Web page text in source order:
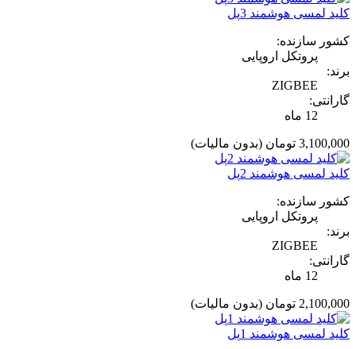
کلید لمسی هوشمند 3پل
کشور سازنده:
پروتکل اروپایی
برند:
ZIGBEE
گارانتی:
12 ماه
3,100,000 تومان (بدون مالیات)
کلید لمسی هوشمند 2پل
کشور سازنده:
پروتکل اروپایی
برند:
ZIGBEE
گارانتی:
12 ماه
2,100,000 تومان (بدون مالیات)
کلید لمسی هوشمند 1پل